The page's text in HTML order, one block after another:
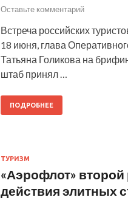
Оставьте комментарий
Встреча российских
18 июня, глава
Татьяна Голикова на
штаб принял …
ПОДРОБНЕЕ
ТУРИЗМ
«Аэрофлот»
действия элитных